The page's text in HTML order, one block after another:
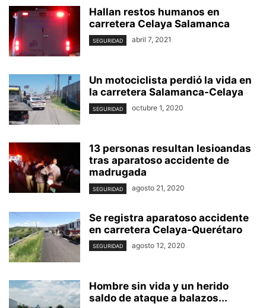
Hallan restos humanos en
carretera Celaya Salamanca
SEGURIDAD abril 7, 2021
Un motociclista perdió la vida en
la carretera Salamanca-Celaya
SEGURIDAD octubre 1, 2020
13 personas resultan lesioandas
tras aparatoso accidente de
madrugada
SEGURIDAD agosto 21, 2020
Se registra aparatoso accidente
en carretera Celaya-Querétaro
SEGURIDAD agosto 12, 2020
Hombre sin vida y un herido
saldo de ataque a balazos...